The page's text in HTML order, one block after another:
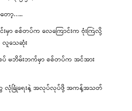
ော့…..
င်းမှာ စစ်တပ်က လေကြောင်းက ဗုံးကြဲလို့
လူသေဆုံး
စပ် မဘိမ်းဘက်မှာ စစ်တပ်က အင်အား
ေ လုံခြုံရေးနဲ့ အလုပ်လုပ်ဖို့ အကန့်အသတ်